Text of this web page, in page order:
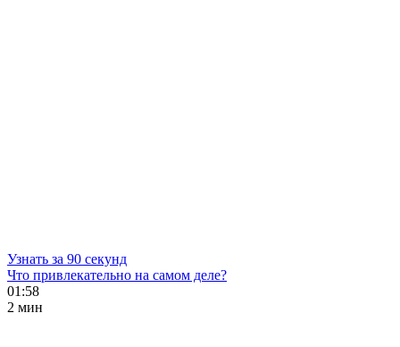
Узнать за 90 секунд
Что привлекательно на самом деле?
01:58
2 мин